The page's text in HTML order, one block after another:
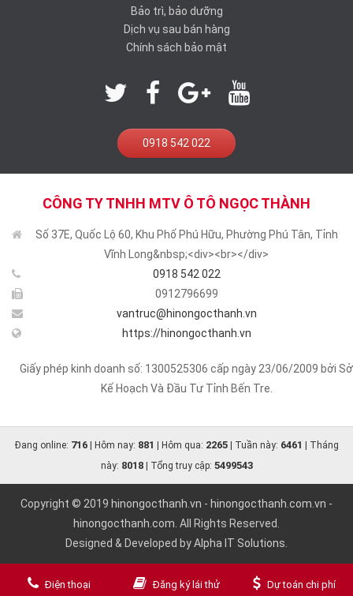
Bảo trì, bảo dưỡng
Dịch vụ sau bán hàng
Chính sách bảo mật
0918 542 022
CÔNG TY TNHH MTV Ô TÔ NGỌC THÀNH
Số 37E, Quốc Lộ 60, Khu Phố Phú Hữu, Phường Phú Tân, Tỉnh
Vĩnh Long&nbsp;<div><br></div>
0918 542 022
0912796699
vantruc@hinongocthanh.vn
https://hinongocthanh.vn
Giấy phép kinh doanh số: 1300525306 cấp ngày 23/06/2009 bởi Sở
Kế Hoạch Và Đầu Tư Tỉnh Bến Tre.
Đang online: 716| Hôm nay: 881 | Hôm qua: 2265| Tuần này: 6461
| Tháng
này: 8018| Tổng truy cập: 5499543
Copyright © 2019 hinongocthanh.vn - hinongocthanh.com.vn -
hinongocthanh.com . All Rights Reserved.
Designed & Developed byAlpha IT Solutions.
Điện thoại Đăng ký lái thử Dự toán chi phí